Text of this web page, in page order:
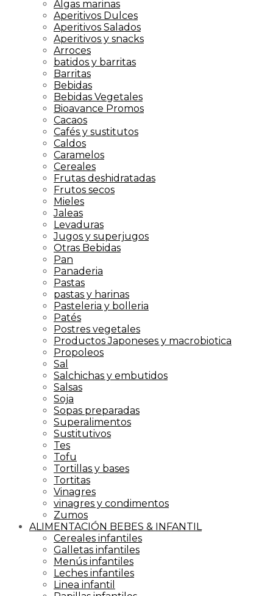
Algas marinas
Aperitivos Dulces
Aperitivos Salados
Aperitivos y snacks
Arroces
batidos y barritas
Barritas
Bebidas
Bebidas Vegetales
Bioavance Promos
Cacaos
Cafés y sustitutos
Caldos
Caramelos
Cereales
Frutas deshidratadas
Frutos secos
Mieles
Jaleas
Levaduras
Jugos y superjugos
Otras Bebidas
Pan
Panaderia
Pastas
pastas y harinas
Pasteleria y bolleria
Patés
Postres vegetales
Productos Japoneses y macrobiotica
Propoleos
Sal
Salchichas y embutidos
Salsas
Soja
Sopas preparadas
Superalimentos
Sustitutivos
Tes
Tofu
Tortillas y bases
Tortitas
Vinagres
vinagres y condimentos
Zumos
ALIMENTACIÓN BEBES & INFANTIL
Cereales infantiles
Galletas infantiles
Menús infantiles
Leches infantiles
Linea infantil